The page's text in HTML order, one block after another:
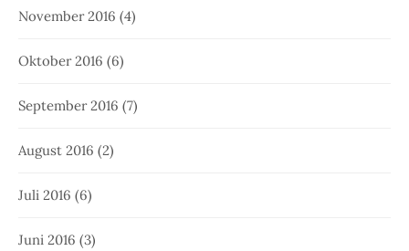
November 2016 (4)
Oktober 2016 (6)
September 2016 (7)
August 2016 (2)
Juli 2016 (6)
Juni 2016 (3)